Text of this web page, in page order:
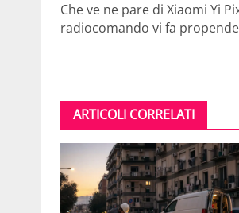
Che ve ne pare di Xiaomi Yi
radiocomando vi fa
ARTICOLI CORRELATI